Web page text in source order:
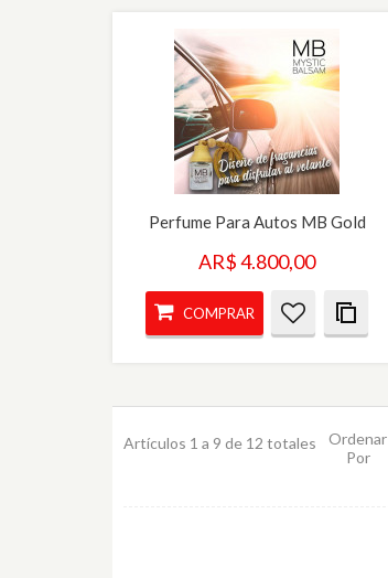
Perfume Para Autos MB Gold
AR$ 4.800,00
COMPRAR
Artículos 1 a 9 de 12 totales
Ordenar
Por